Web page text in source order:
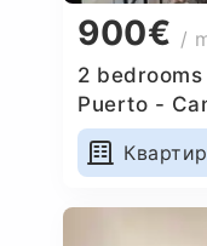
900€ /
2
Puerto -